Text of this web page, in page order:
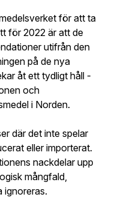
för att ta
för 2022 är att de
utifrån den
på de nya
åt ett tydligt håll -
och
i Norden.
där det inte spelar
eller importerat.
nackdelar upp
mångfald,
ignoreras.